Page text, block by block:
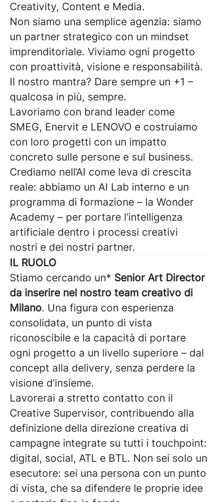
Creativity, Content e Media.
Non siamo una semplice agenzia: siamo
un partner strategico con un mindset
imprenditoriale. Viviamo ogni progetto
con proattività, visione e responsabilità.
Il nostro mantra? Dare sempre un +1 –
qualcosa in più, sempre.
Lavoriamo con brand leader come
SMEG, Enervit e LENOVO e costruiamo
con loro progetti con un impatto
concreto sulle persone e sul business.
Crediamo nell’AI come leva di crescita
reale: abbiamo un AI Lab interno e un
programma di formazione – la Wonder
Academy – per portare l’intelligenza
artificiale dentro i processi creativi
nostri e dei nostri partner.
IL RUOLO
Stiamo cercando un* Senior Art Director
da inserire nel nostro team creativo di
Milano. Una figura con esperienza
consolidata, un punto di vista
riconoscibile e la capacità di portare
ogni progetto a un livello superiore – dal
concept alla delivery, senza perdere la
visione d’insieme.
Lavorerai a stretto contatto con il
Creative Supervisor, contribuendo alla
definizione della direzione creativa di
campagne integrate su tutti i touchpoint:
digital, social, ATL e BTL. Non sei solo un
esecutore: sei una persona con un punto
di vista, che sa difendere le proprie idee